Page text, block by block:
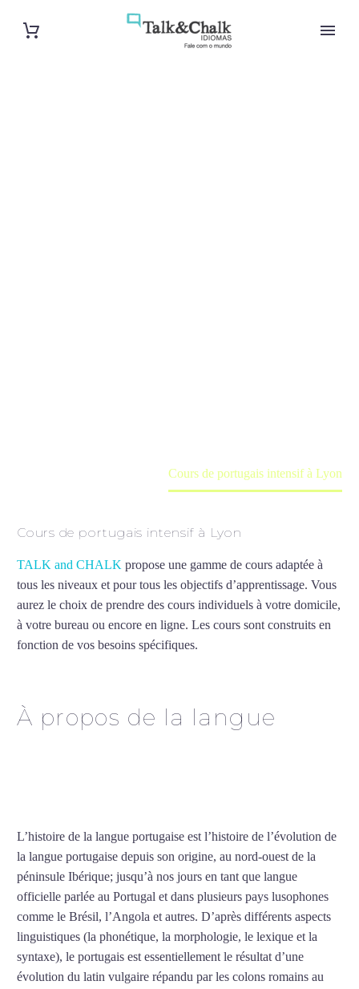
Cours de portugais intensif à Lyon
Cours de portugais intensif à Lyon
TALK and CHALK propose une gamme de cours adaptée à
tous les niveaux et pour tous les objectifs d’apprentissage. Vous
aurez le choix de prendre des cours individuels à votre domicile,
à votre bureau ou encore en ligne. Les cours sont construits en
fonction de vos besoins spécifiques.
À propos de la langue
L’histoire de la langue portugaise est l’histoire de l’évolution de
la langue portugaise depuis son origine, au nord-ouest de la
péninsule Ibérique; jusqu’à nos jours en tant que langue
officielle parlée au Portugal et dans plusieurs pays lusophones
comme le Brésil, l’Angola et autres. D’après différents aspects
linguistiques (la phonétique, la morphologie, le lexique et la
syntaxe), le portugais est essentiellement le résultat d’une
évolution du latin vulgaire répandu par les colons romains au